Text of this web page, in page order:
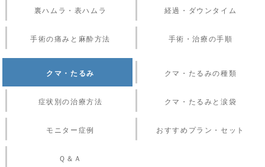
裏ハムラ・表ハムラ 経過・ダウンタイム
手術の痛みと麻酔方法 手術・治療の手順
クマ・たるみ クマ・たるみの種類
症状別の治療方法 クマ・たるみと涙袋
モニター症例 おすすめプラン・セット
Ｑ＆Ａ